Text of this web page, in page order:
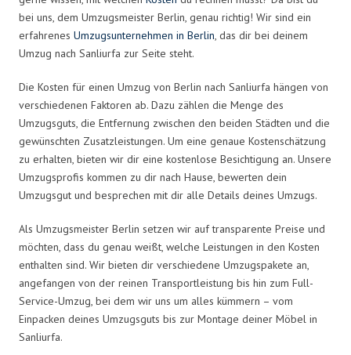
bei uns, dem Umzugsmeister Berlin, genau richtig! Wir sind ein
erfahrenes Umzugsunternehmen in Berlin, das dir bei deinem
Umzug nach Sanliurfa zur Seite steht.
Die Kosten für einen Umzug von Berlin nach Sanliurfa hängen von
verschiedenen Faktoren ab. Dazu zählen die Menge des
Umzugsguts, die Entfernung zwischen den beiden Städten und die
gewünschten Zusatzleistungen. Um eine genaue Kostenschätzung
zu erhalten, bieten wir dir eine kostenlose Besichtigung an. Unsere
Umzugsprofis kommen zu dir nach Hause, bewerten dein
Umzugsgut und besprechen mit dir alle Details deines Umzugs.
Als Umzugsmeister Berlin setzen wir auf transparente Preise und
möchten, dass du genau weißt, welche Leistungen in den Kosten
enthalten sind. Wir bieten dir verschiedene Umzugspakete an,
angefangen von der reinen Transportleistung bis hin zum Full-
Service-Umzug, bei dem wir uns um alles kümmern – vom
Einpacken deines Umzugsguts bis zur Montage deiner Möbel in
Sanliurfa.